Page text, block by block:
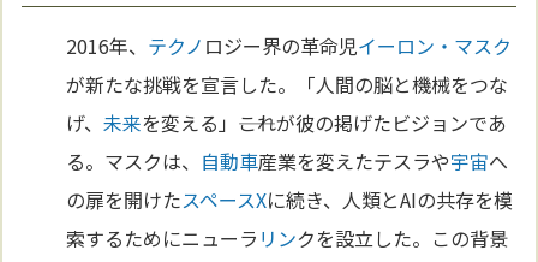
2016年、 テクノ ロジー界の革命児イーロン・マスク
が新たな挑戦を宣言した。「人間の脳と機械をつな
げ、未来を変える」――これが彼の掲げたビジョンであ
る。マスクは、 自動車産業を変えたテスラや宇宙へ
の扉を開けたスペースXに続き、人類とAIの共存を模
索するためにニューラ リンクを設立した。この背景